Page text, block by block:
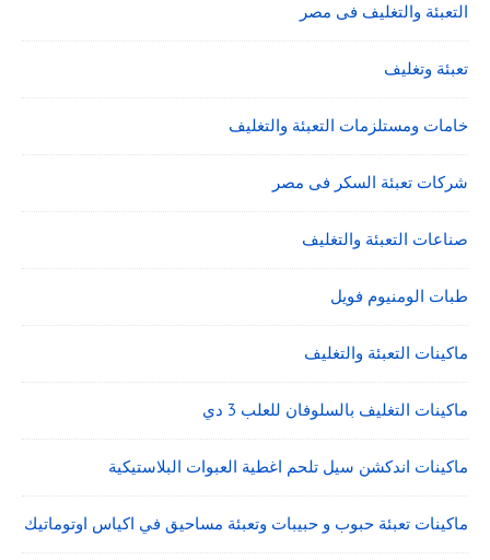
التعبئة والتغليف فى مصر
تعبئة وتغليف
خامات ومستلزمات التعبئة والتغليف
شركات تعبئة السكر فى مصر
صناعات التعبئة والتغليف
طبات الومنيوم فويل
ماكينات التعبئة والتغليف
ماكينات التغليف بالسلوفان للعلب 3 دي
ماكينات اندكشن سيل تلحم اغطية العبوات البلاستيكية
ماكينات تعبئة حبوب و حبيبات وتعبئة مساحيق في اكياس اوتوماتيك